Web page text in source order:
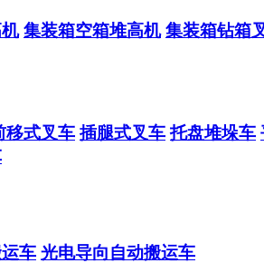
集装箱空箱堆高机 集装箱钻箱
移式叉车 插腿式叉车 托盘堆垛车
车 光电导向自动搬运车